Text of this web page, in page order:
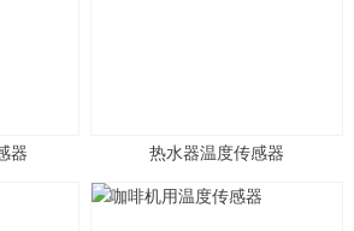
器 热水器温度传感器